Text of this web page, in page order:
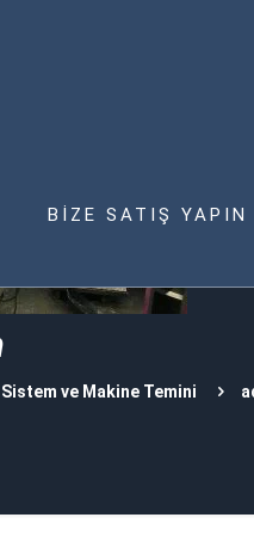
BİZE SATIŞ YAPIN
ve Makine Temini